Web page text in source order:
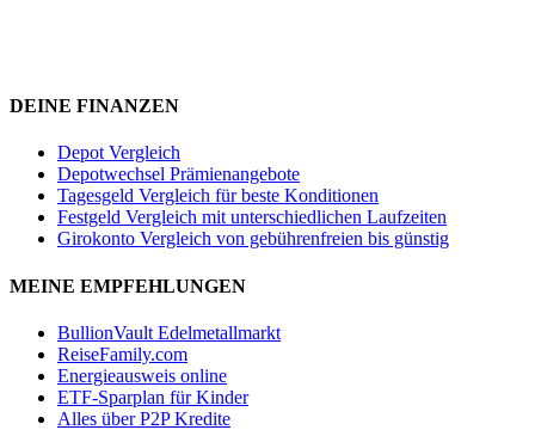
DEINE FINANZEN
Depot Vergleich
Depotwechsel Prämienangebote
Tagesgeld Vergleich für beste Konditionen
Festgeld Vergleich mit unterschiedlichen Laufzeiten
Girokonto Vergleich von gebührenfreien bis günstig
MEINE EMPFEHLUNGEN
BullionVault Edelmetallmarkt
ReiseFamily.com
Energieausweis online
ETF-Sparplan für Kinder
Alles über P2P Kredite